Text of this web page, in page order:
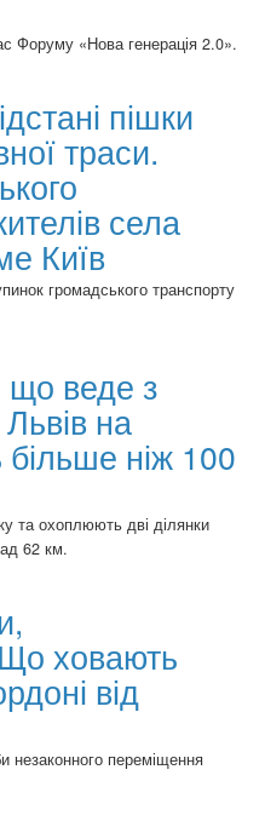
Форуму «Нова генерація 2.0».
пішки
траси.
села
Київ
громадського транспорту
що веде з
на
ніж 100
та охоплюють дві ділянки
62 км.
ховають
від
незаконного переміщення